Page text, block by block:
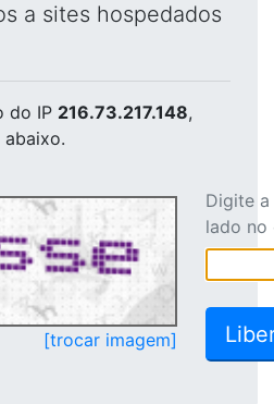
a sites hospedados
do IP 216.73.217.148,
[trocar imagem]
Digite
lado no